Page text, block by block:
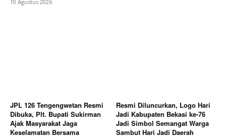
Contact us
Subscription Plans
My account
10 Agustus 2026
JPL 126 Tengengwetan Resmi
Dibuka, Plt. Bupati Sukirman
Ajak Masyarakat Jaga
Keselamatan Bersama
Resmi Diluncurkan, Logo Hari
Jadi Kabupaten Bekasi ke-76
Jadi Simbol Semangat Warga
Sambut Hari Jadi Daerah